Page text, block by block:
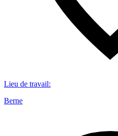
Lieu de travail:
Berne